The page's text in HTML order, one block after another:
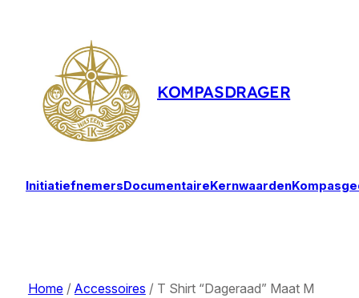
KOMPASDRAGER
InitiatiefnemersDocumentaireKernwaarden
Home/ Accessoires / T Shirt “Dageraad” Maat M